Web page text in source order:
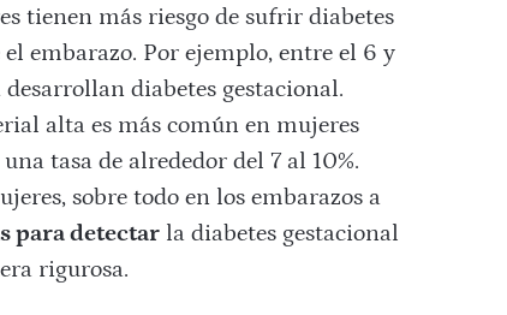
tienen más riesgo de sufrir diabetes
embarazo. Por ejemplo, entre el 6 y
diabetes gestacional.
alta es más común en mujeres
tasa de alrededor del 7 al 10%.
sobre todo en los embarazos a
para detectar la diabetes gestacional
rigurosa.